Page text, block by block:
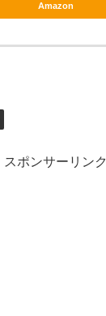
Amazon
スポンサーリンク